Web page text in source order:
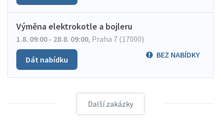
Výměna elektrokotle a bojleru
1.8. 09:00 - 28.8. 09:00, Praha 7 (17000)
BEZ NABÍDKY
Dát nabídku
Další zakázky